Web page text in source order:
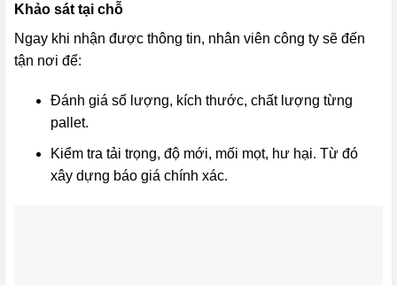
Khảo sát tại chỗ
Ngay khi nhận được thông tin, nhân viên công ty sẽ đến
tận nơi để:
Đánh giá số lượng, kích thước, chất lượng từng
pallet.
Kiểm tra tải trọng, độ mới, mối mọt, hư hại. Từ đó
xây dựng báo giá chính xác.